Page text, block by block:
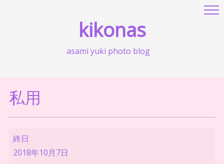
kikonas
asami yuki photo blog
私用
私
用
終日
2018年10月7日